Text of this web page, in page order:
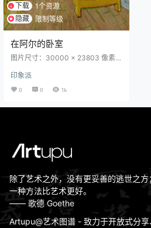
下载
1个资源
隐藏
限制等级
在阿尔的卧室
图片尺寸：30000 × 23803 像素作
s中文名称：在阿尔的卧室（梵高在
阿尔勒的卧室）创作者：文森特·梵
高 Vincent van Gogh创作年代：18
印象派
0 0 1k
除了艺术之外，没有更妥善的逃世之
一种方法比艺术更好。
—— 歌德 Goethe
Artupu@艺术图谱 - 致力于开放式分